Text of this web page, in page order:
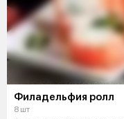
Филадельфия ролл
8 шт